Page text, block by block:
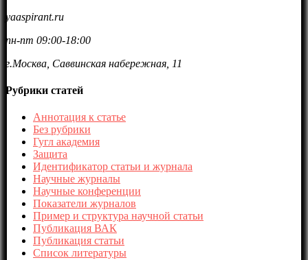
yaaspirant.ru
пн-пт 09:00-18:00
г.Москва, Саввинская набережная, 11
Рубрики статей
Аннотация к статье
Без рубрики
Гугл академия
Защита
Идентификатор статьи и журнала
Научные журналы
Научные конференции
Показатели журналов
Пример и структура научной статьи
Публикация ВАК
Публикация статьи
Список литературы